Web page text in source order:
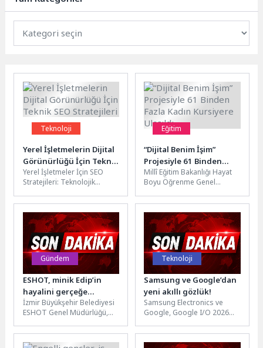
Teknoloji
Yerel İşletmelerin Dijital
Görünürlüğü İçin Teknik
SEO Stratejileri
Yerel İşletmeler İçin SEO
Stratejileri: Teknolojik
için SEO stratejileri
belirlerken teknolojik
yaklaşımları...
Eğitim
“Dijital Benim İşim”
Projesiyle 61 Binden
Fazla Kadın Kursiyere
Ulaşıldı
Millî Eğitim Bakanlığı Hayat
Boyu Öğrenme Genel
Vakfı iş birliğiyle kadınların
dijital...
Gündem
ESHOT, minik Edip’in
hayalini gerçeğe
dönüştürdü
İzmir Büyükşehir Belediyesi
ESHOT Genel Müdürlüğü,
yaşındaki Edip Vurhan’ın
otobüs şoförü olma...
Teknoloji
Samsung ve Google’dan
yeni akıllı gözlük!
Samsung Electronics ve
Google, Google I/O 2026
alanındaki iş ortakları Gentle
Monster...